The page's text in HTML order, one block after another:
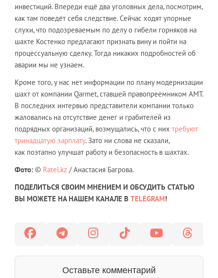
инвестиций. Впереди ещё два уголовных дела, посмотрим,
как там поведёт себя следствие. Сейчас ходят упорные
слухи, что подозреваемым по делу о гибели горняков на
шахте Костенко предлагают признать вину и пойти на
процессуальную сделку. Тогда никаких подробностей об
аварии мы не узнаем.
Кроме того, у нас нет информации по плану модернизации
шахт от компании Qarmet, ставшей правопреемником АМТ.
В последних интервью представители компании только
жаловались на отсутствие денег и грабителей из
подрядных организаций, возмущались, что с них требуют
тринадцатую зарплату. Зато ни слова не сказали,
как поэтапно улучшат работу и безопасность в шахтах.
Фото: © Ratel.kz / Анастасия Багрова.
ПОДЕЛИТЬСЯ СВОИМ МНЕНИЕМ И ОБСУДИТЬ СТАТЬЮ
ВЫ МОЖЕТЕ НА НАШЕМ КАНАЛЕ В TELEGRAM!
Оставьте комментарий